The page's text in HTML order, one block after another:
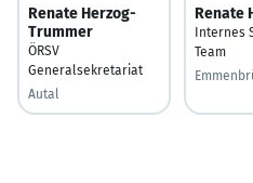
Renate Herzog-
Trummer
ÖRSV
Generalsekretariat
Autal
Renate
Internes
Team